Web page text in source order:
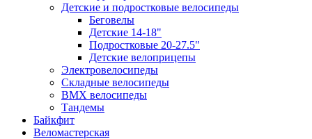
Детские и подростковые велосипеды
Беговелы
Детские 14-18"
Подростковые 20-27.5"
Детские велоприцепы
Электровелосипеды
Складные велосипеды
BMX велосипеды
Тандемы
Байкфит
Веломастерская